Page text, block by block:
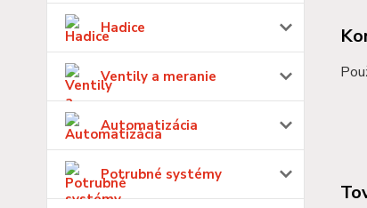
Hadice
Ventily a meranie
Automatizácia
Potrubné systémy